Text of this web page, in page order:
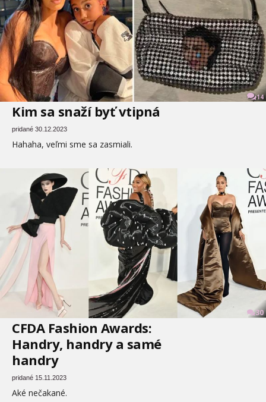
14
Kim sa snaží byť vtipná
pridané 30.12.2023
Hahaha, veľmi sme sa zasmiali.
30
CFDA Fashion Awards:
Handry, handry a samé
handry
pridané 15.11.2023
Aké nečakané.